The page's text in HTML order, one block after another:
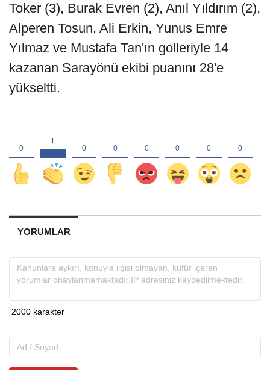
Toker (3), Burak Evren (2), Anıl Yıldırım (2),
Alperen Tosun, Ali Erkin, Yunus Emre
Yılmaz ve Mustafa Tan'ın golleriyle 14
kazanan Sarayönü ekibi puanını 28'e
yükseltti.
YORUMLAR